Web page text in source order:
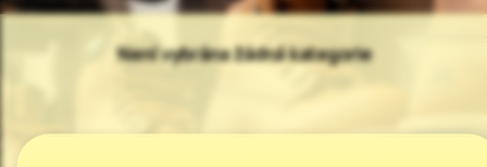
Není vybrána žádná kategorie